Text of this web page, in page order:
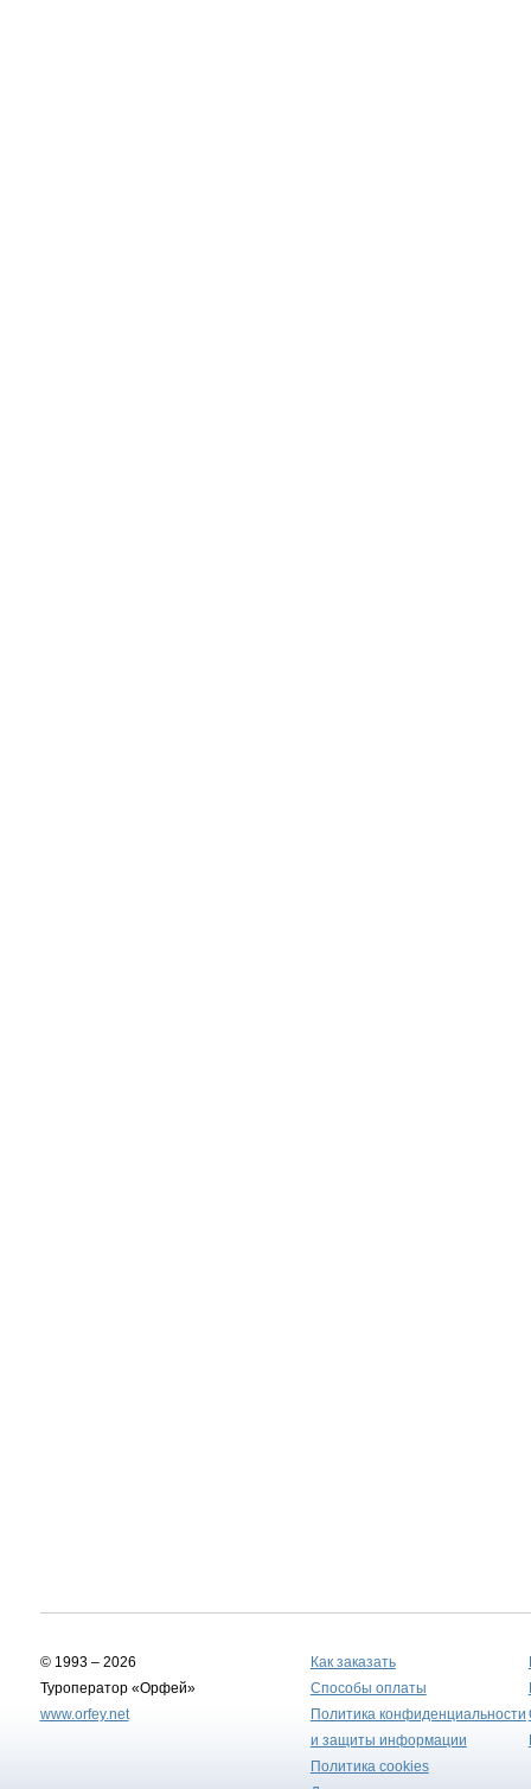
© 1993 – 2026
Туроператор «Орфей»
www.orfey.net
Как заказать
Способы оплаты
Политика конфиденциальности
и защиты информации
Политика cookies